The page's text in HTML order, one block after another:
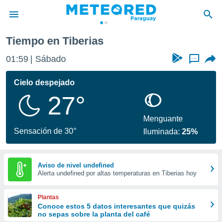
de
ha
calidad.
a este
las
y
forma
digital
basada
Tiempo en Tiberias
01:59 Sábado ...
Cielo despejado
27°
Sensación de 30°
Menguante
Iluminada:25%
Aviso de nivel undefined
Alerta undefined por altas temperaturas en Tiberias hoy
Plantas
Conoce estos 5 datos interesantes que quizás
no sepas sobre la planta del café